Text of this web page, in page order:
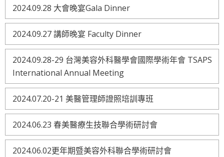
2024.09.28 大會晚宴Gala Dinner
2024.09.27 講師晚宴 Faculty Dinner
2024.09.28-29 台灣美容外科醫學會國際學術年會 TSAPS
International Annual Meeting
2024.07.20-21 美醫管理師證照培訓專班
2024.06.23 春美醫療生技聯合學術研討會
2024.06.02更年期暨美容外科聯合學術研討會